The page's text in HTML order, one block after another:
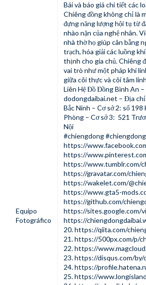
Equipo
Fotográfico
Bái và báo giá chi tiết các
Chiêng đồng không chỉ là
đựng năng lượng hội tụ từ
nhào nặn của nghệ nhân.
nhà thờ họ giúp cân bằng
trạch, hóa giải các luồng
thịnh cho gia chủ. Chiêng
vai trò như một pháp khí
giữa cõi thực và cõi tâm
Liên Hệ Đồ Đồng Bình An
dodongdaibai.net – Địa chỉ
Bắc Ninh – Cơ sở 2: số
Phòng – Cơ sở 3: 521
Nội
#chiengdong
https://
https://
https://www.tumblr.com/
https://gravatar.com/
https://wakelet.com/
https://www.gta5-
https://github.com/
https://sites.google.com/
https://
20.https://qiita.com/
21.https://500px.com/p/
22.https://
23.https://disqus.com/
24.https://
25.https://